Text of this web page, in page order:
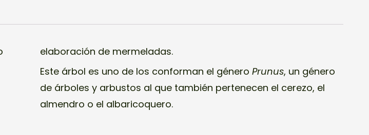
elaboración de mermeladas.
Este árbol es uno de los conforman el géneroPrunus, un género
de árboles y arbustos al que también pertenecen el cerezo, el
almendro o el albaricoquero.